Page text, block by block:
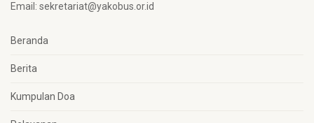
Email: sekretariat@yakobus.or.id
Beranda
Berita
Kumpulan Doa